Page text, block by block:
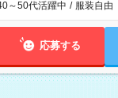
～50代活躍中 / 服装自由
応募する